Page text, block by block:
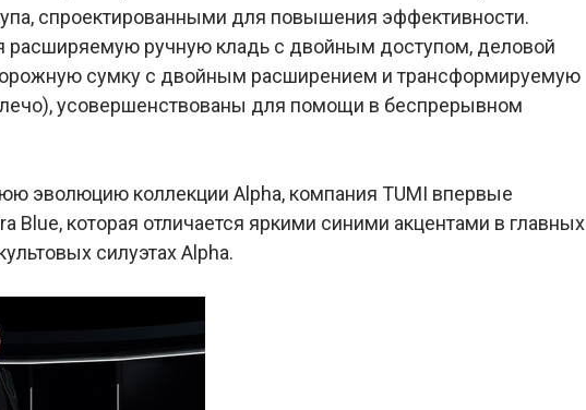
спроектированными для повышения эффективности.
расширяемую ручную кладь с двойным доступом, деловой
сумку с двойным расширением и трансформируемую
усовершенствованы для помощи в беспрерывном
эволюцию коллекции Alpha, компания TUMI впервые
Blue, которая отличается яркими синими акцентами в главных
силуэтах Alpha.